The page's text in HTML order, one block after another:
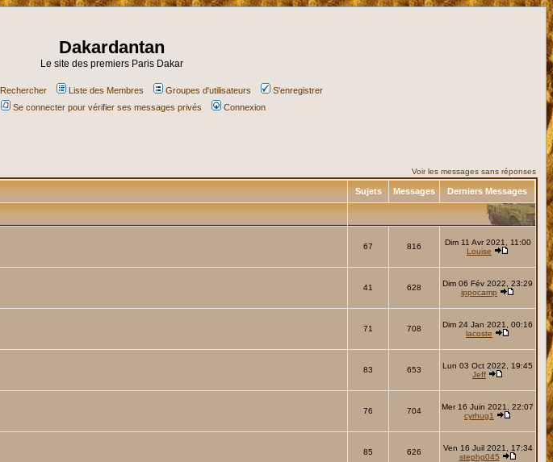
Dakardantan
Le site des premiers Paris Dakar
Rechercher Liste des Membres Groupes d'utilisateurs
S'enregistrer
Se connecter pour vérifier ses messages privés Connexion
Voir les messages sans réponses
Sujets Messages Derniers Messages
67 816
Dim 11 Avr 2021, 11:00
Louise
41 628
Dim 06 Fév 2022, 23:29
ippocamp
71 708
Dim 24 Jan 2021, 00:16
lacoste
83 653
Lun 03 Oct 2022, 19:45
Jeff
76 704
Mer 16 Juin 2021, 22:07
cyrhug1
85 626
Ven 16 Juil 2021, 17:34
stephg045